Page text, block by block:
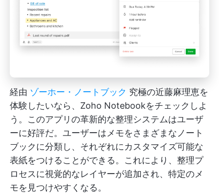
経由 ゾーホー・ノートブック 究極の近藤麻理恵を
体験したいなら、Zoho Notebookをチェックしよ
う。このアプリの革新的な整理システムはユーザ
ーに好評だ。ユーザーはメモをさまざまなノート
ブックに分類し、それぞれにカスタマイズ可能な
表紙をつけることができる。これにより、整理プ
ロセスに視覚的なレイヤーが追加され、特定のメ
モを見つけやすくなる。